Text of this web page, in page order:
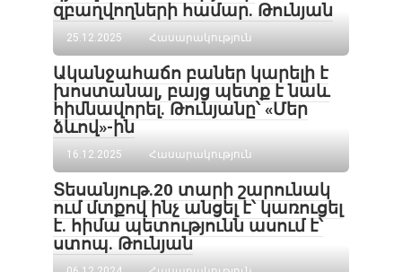
զբաղվողների համար․ Թունյան
25.12.2025 Հասարակություն
Ականջահաճո բաներ կարելի է
խոստանալ, բայց պետք է նաև
հիմնավորել․ Թունյանը՝ «Մեր
ձևով»-ին
16.12.2025 Հասարակություն
Տեսանյութ․20 տարի շարունակ
ում մտքով ինչ անցել է՝ կառուցել
է. հիմա պետությունն ասում է՝
ստոպ. Թունյան